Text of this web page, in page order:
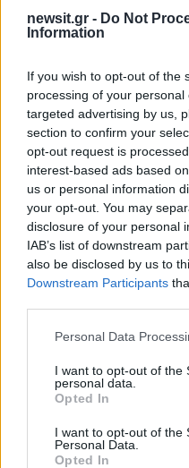
newsit.gr - Do Not
Information
If you wish to opt-out of the
processing of your
targeted advertising by us,
section to confirm your
opt-out request is
interest-based ads based
us or personal information
your opt-out. You may
disclosure of your personal
IAB’s list of downstream
also be disclosed by us to
Downstream Participants
Please note that this
not limited to your visit or
grant or deny consent to
use your data for below
consent section.
Personal Data
I want to opt-out of the
personal data.
Opted In
I want to opt-out of the
Personal Data.
Opted In
Σχόλια
Αν τα χάσατε
Από τη θεωρία στην
Academy εκπαιδεύει τη
γενιά engineers